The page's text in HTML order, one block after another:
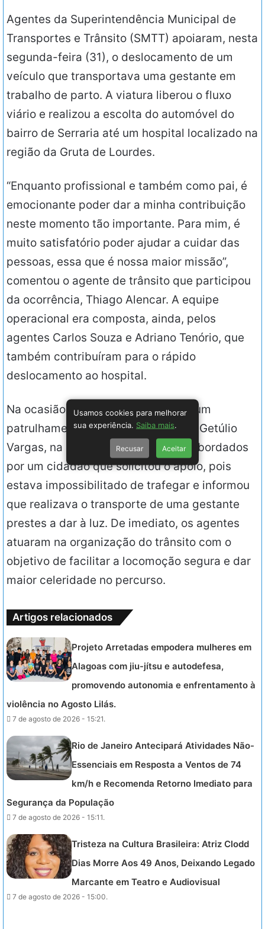
Agentes da Superintendência Municipal de
Transportes e Trânsito (SMTT) apoiaram, nesta
segunda-feira (31), o deslocamento de um
veículo que transportava uma gestante em
trabalho de parto. A viatura liberou o fluxo
viário e realizou a escolta do automóvel do
bairro de Serraria até um hospital localizado na
região da Gruta de Lourdes.
“Enquanto profissional e também como pai, é
emocionante poder dar a minha contribuição
neste momento tão importante. Para mim, é
muito satisfatório poder ajudar a cuidar das
pessoas, essa que é nossa maior missão”,
comentou o agente de trânsito que participou
da ocorrência, Thiago Alencar. A equipe
operacional era composta, ainda, pelos
agentes Carlos Souza e Adriano Tenório, que
também contribuíram para o rápido
deslocamento ao hospital.
Na ocasião, os agentes realizavam um
patrulhamento de rotina na avenida Getúlio
Vargas, na Serraria, quando foram abordados
por um cidadão que solicitou o apoio, pois
estava impossibilitado de trafegar e informou
que realizava o transporte de uma gestante
prestes a dar à luz. De imediato, os agentes
atuaram na organização do trânsito com o
objetivo de facilitar a locomoção segura e dar
maior celeridade no percurso.
Artigos relacionados
Projeto Arretadas empodera mulheres em
Alagoas com jiu-jítsu e autodefesa,
promovendo autonomia e enfrentamento à
violência no Agosto Lilás.
7 de agosto de 2026 - 15:21.
Rio de Janeiro Antecipará Atividades Não-
Essenciais em Resposta a Ventos de 74
km/h e Recomenda Retorno Imediato para
Segurança da População
7 de agosto de 2026 - 15:11.
Tristeza na Cultura Brasileira: Atriz Clodd
Dias Morre Aos 49 Anos, Deixando Legado
Marcante em Teatro e Audiovisual
7 de agosto de 2026 - 15:00.
Usamos cookies para melhorar
sua experiência. Saiba mais
Recusar Aceitar